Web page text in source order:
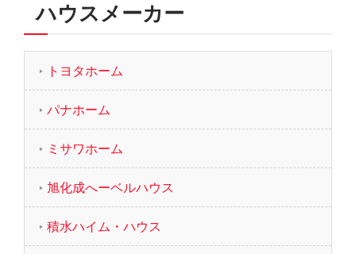
ハウスメーカー
トヨタホーム
パナホーム
ミサワホーム
旭化成へーベルハウス
積水ハイム・ハウス